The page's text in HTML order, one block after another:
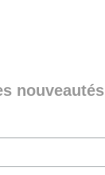
nouveautés